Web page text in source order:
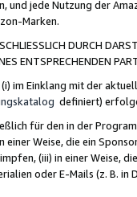
und jede Nutzung der
Marken.
DURCH
ENTSPRECHENDEN
im Einklang mit der
definiert)
für den in der
Weise, die ein
(iii) in einer Weise,
oder E-Mails (z. B. in